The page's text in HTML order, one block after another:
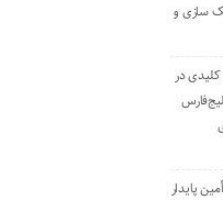
سازی و
کلیدی در
پایدار